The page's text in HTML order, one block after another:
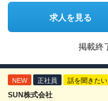
求人を見る
掲載終
NEW 正社員 話を聞きた
SUN株式会社